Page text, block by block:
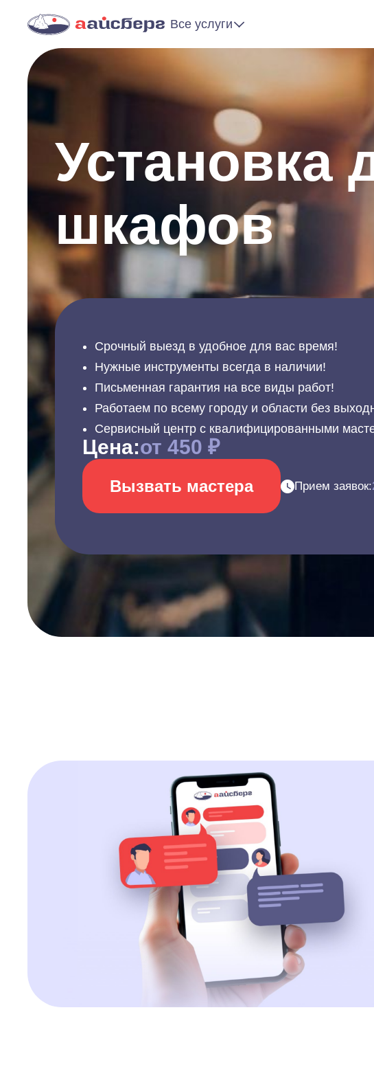
Все услуги
Установка
шкафов
Срочный выезд в удобное для вас время!
Нужные инструменты всегда в наличии!
Письменная гарантия на все виды работ!
Работаем по всему городу и области без
Сервисный центр с квалифицированными
Цена:от 450 ₽
Вызвать мастера Прием заявок: